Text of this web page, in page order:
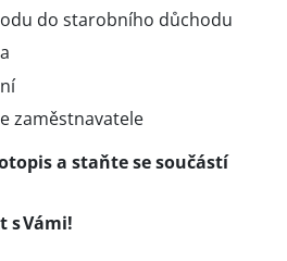
do starobního důchodu
zaměstnavatele
a staňte se součástí
s Vámi!